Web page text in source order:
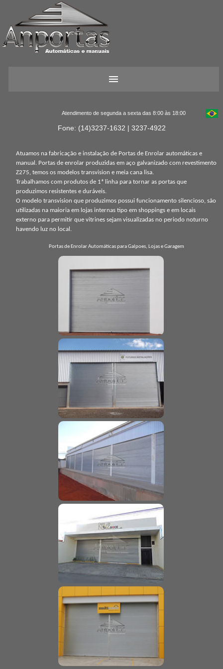
Atendimento de segunda a sexta das 8:00 às 18:00
Fone: (14)3237-1632 | 3237-4922
Atuamos na fabricação e instalação de Portas de Enrolar automáticas e
manual. Portas de enrolar produzidas em aço galvanizado com revestimento
Z275, temos os modelos transvision e meia cana lisa.
Trabalhamos com produtos de 1ª linha para tornar as portas que
produzimos resistentes e duráveis.
O modelo transvision que produzimos possui funcionamento silencioso, são
utilizadas na maioria em lojas internas tipo em shoppings e em locais
externo para permitir que vitrines sejam visualizadas no periodo noturno
havendo luz no local.
Portas de Enrolar Automáticas para Galpoes, Lojas e Garagem